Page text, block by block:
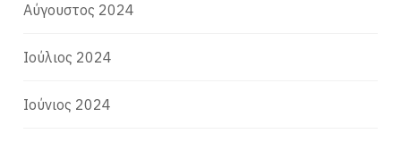
Αύγουστος 2024
Ιούλιος 2024
Ιούνιος 2024